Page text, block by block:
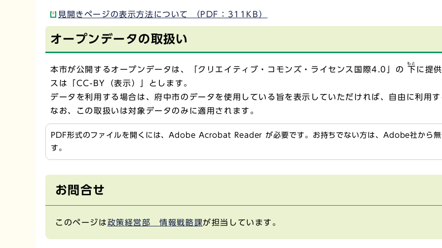
見開きページの表示方法について （PDF：311KB）
オープンデータの取扱い
本市が公開するオープンデータは、「クリエイティブ・コモンズ・ライセンス国際4.0」の 下
もと
に提
スは「CC-BY（表示）」とします。
データを利用する場合は、府中市のデータを使用している旨を表示していただければ、自由に利用
なお、この取扱いは対象データのみに適用されます。
PDF形式のファイルを開くには、Adobe Acrobat Reader が必要です。お持ちでない方は、Adobe社から無
す。
お問合せ
このページは政策経営部 情報戦略課が担当しています。